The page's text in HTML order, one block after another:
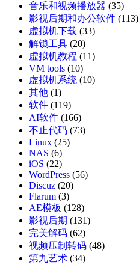
音乐和视频播放器 (35)
影视后期和办公软件 (113)
虚拟机下载 (33)
解锁工具 (20)
虚拟机教程 (11)
VM tools (10)
虚拟机系统 (10)
其他 (1)
软件 (119)
AI软件 (166)
不止代码 (73)
Linux (25)
NAS (6)
iOS (22)
WordPress (56)
Discuz (20)
Flarum (3)
AE模板 (128)
影视后期 (131)
完美解码 (62)
视频压制转码 (48)
第九艺术 (34)